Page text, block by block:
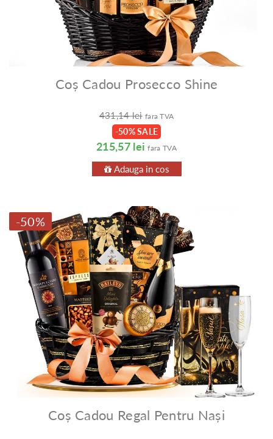
Coș Cadou Prosecco Shine
431,14 lei fara TVA
-50% SALE
215,57 lei fara TVA
Adauga in cos
-50%
Coș Cadou Regal Pentru Nași